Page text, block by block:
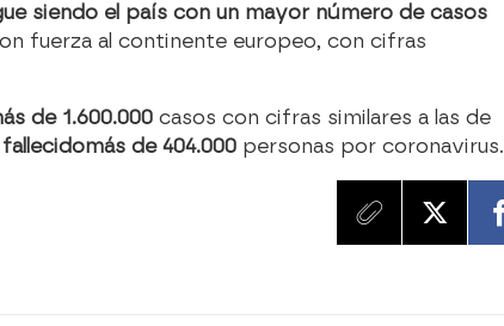
siendo el país con un mayor número de casos
fuerza al continente europeo, con cifras
de 1.600.000 casos con cifras similares a las de
fallecidomás de 404.000 personas por coronavirus.